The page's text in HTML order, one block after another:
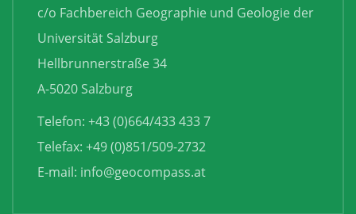
c/o Fachbereich Geographie und Geologie der
Universität Salzburg
Hellbrunnerstraße 34
A-5020 Salzburg
Telefon: +43 (0)664/433 433 7
Telefax: +49 (0)851/509-2732
E-mail: info@geocompass.at